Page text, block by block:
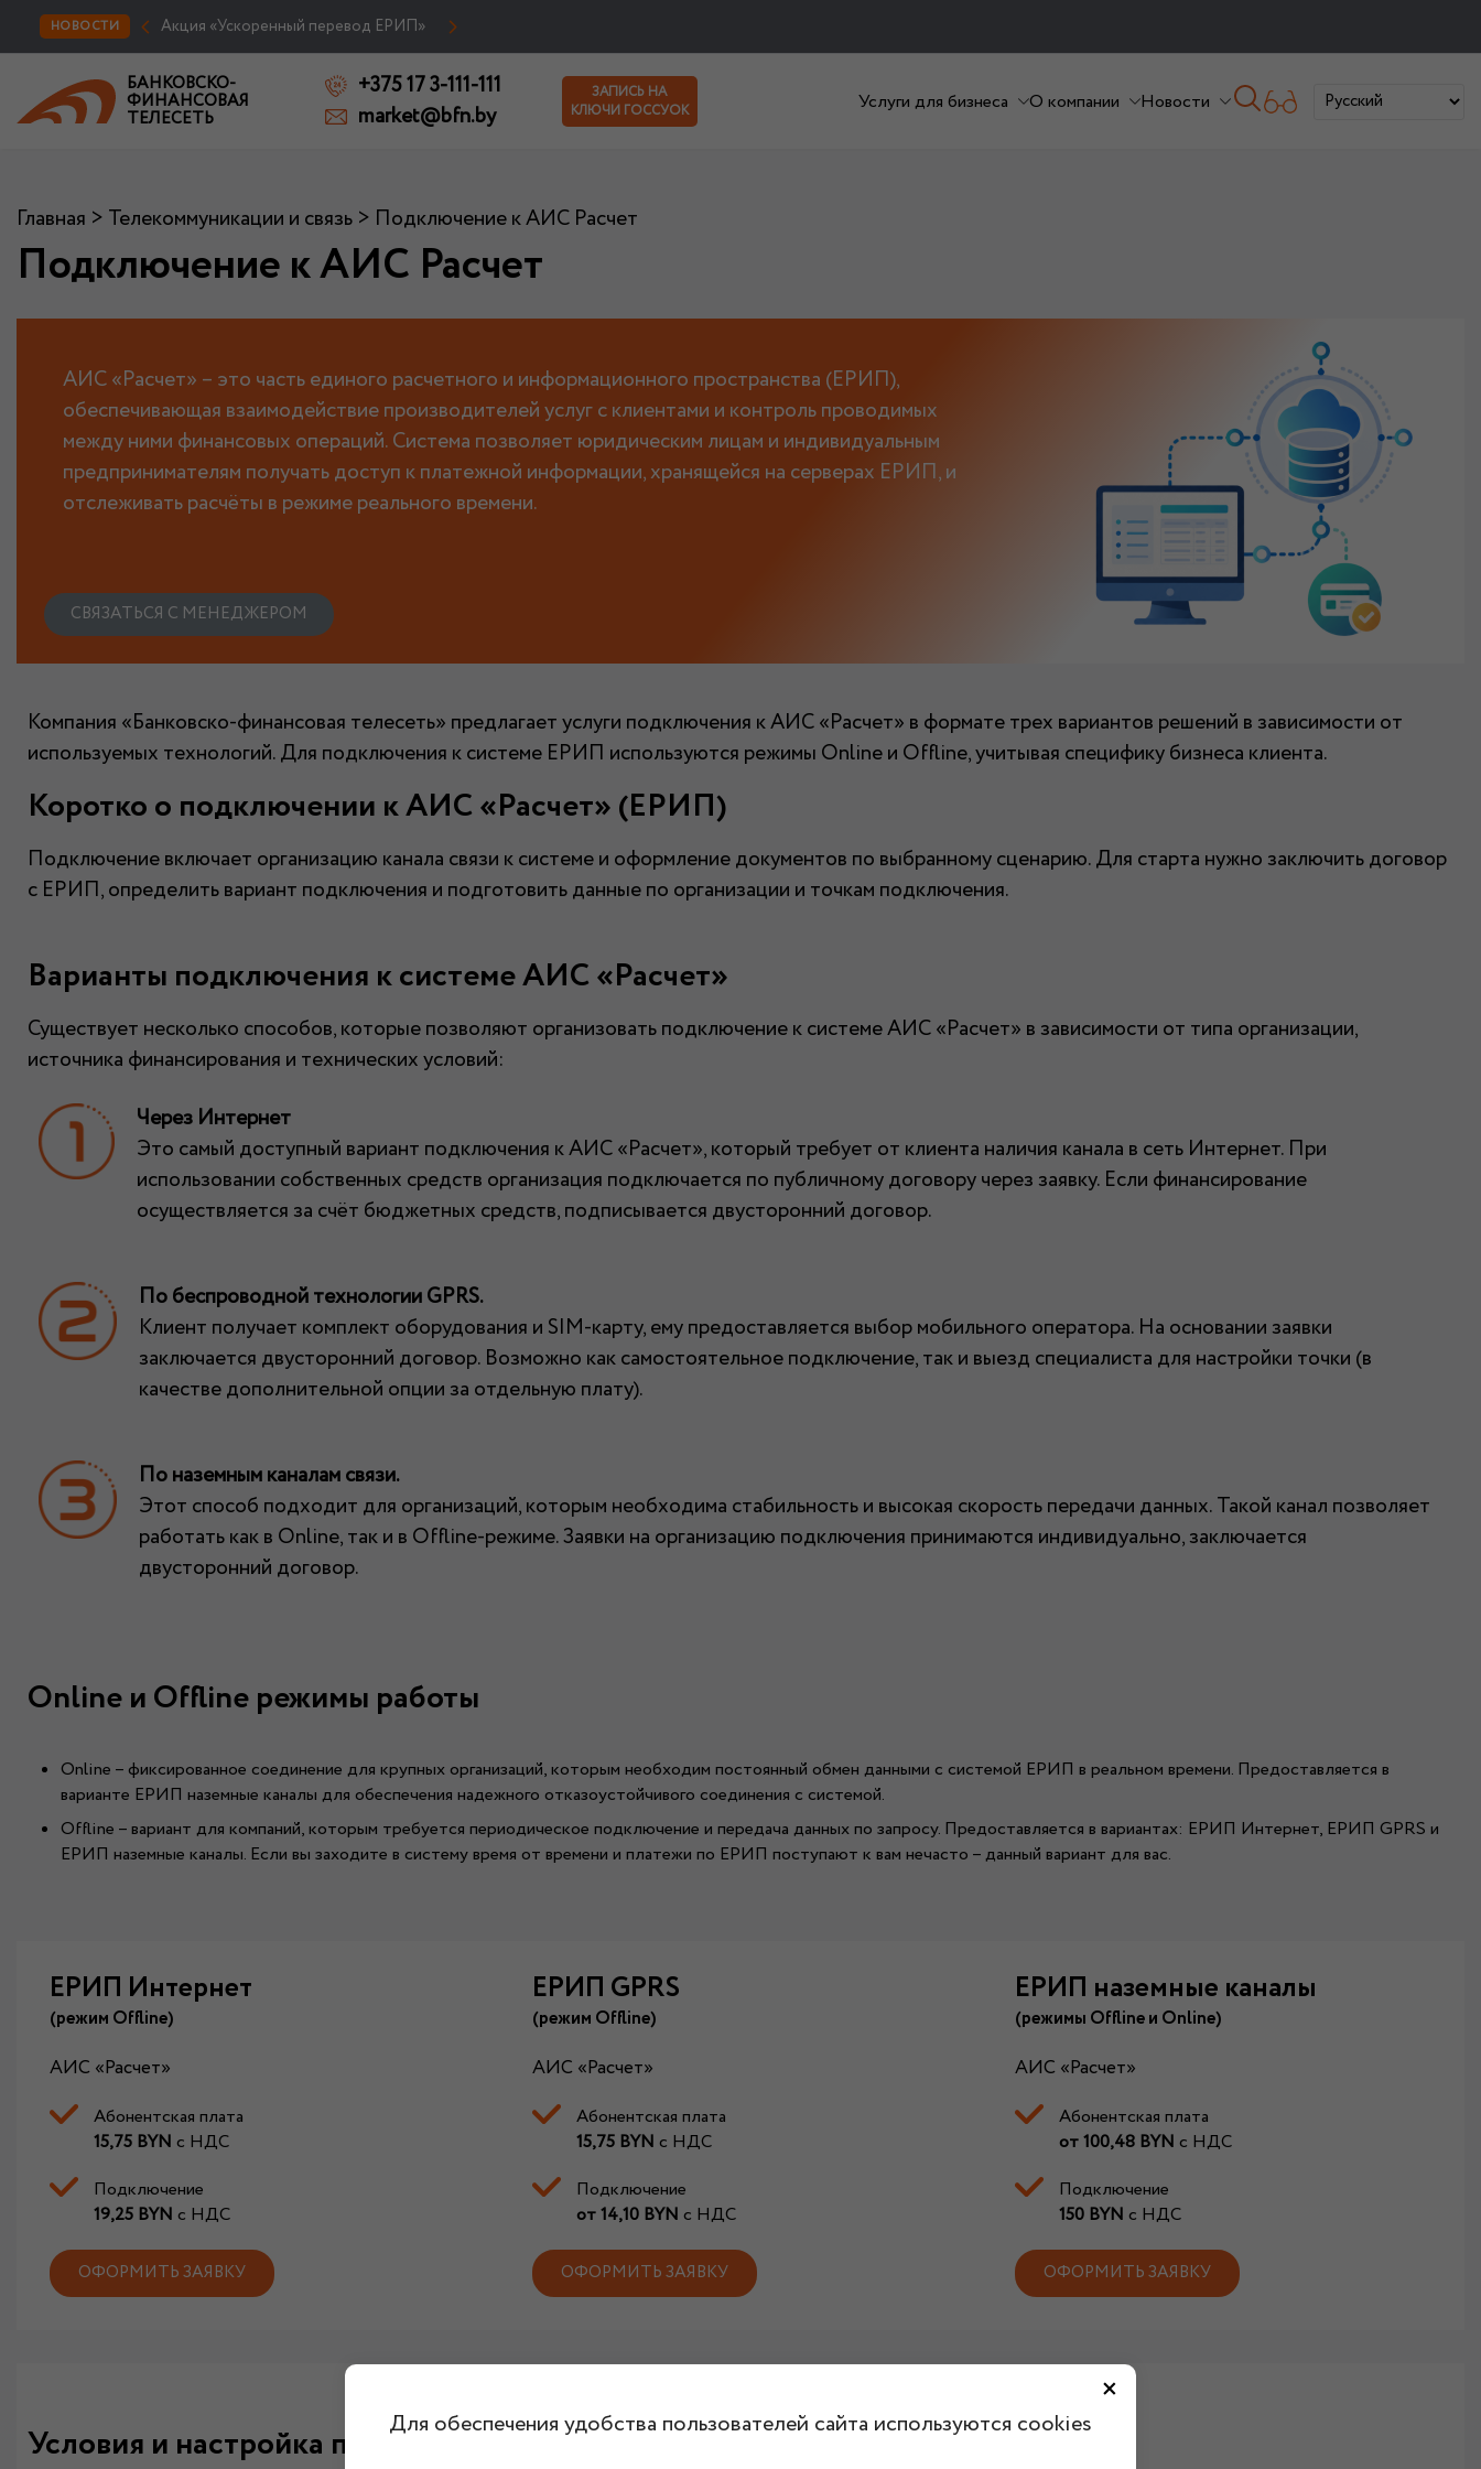
НОВОСТИ Акция «Ускоренный перевод ЕРИП»
БАНКОВСКО-
ФИНАНСОВАЯ
ТЕЛЕСЕТЬ
+375 17 3-111-111
market@bfn.by
ЗАПИСЬ НА
КЛЮЧИ ГОССУОК
Услуги для бизнеса О компании Новости
Главная > Телекоммуникации и связь > Подключение к АИС Расчет
Подключение к АИС Расчет
АИС «Расчет» – это часть единого расчетного и информационного пространства (ЕРИП),
обеспечивающая взаимодействие производителей услуг с клиентами и контроль проводимых
между ними финансовых операций. Система позволяет юридическим лицам и индивидуальным
предпринимателям получать доступ к платежной информации, хранящейся на серверах ЕРИП, и
отслеживать расчёты в режиме реального времени.
СВЯЗАТЬСЯ С МЕНЕДЖЕРОМ
Компания «Банковско-финансовая телесеть» предлагает услуги подключения к АИС «Расчет» в формате трех вариантов решений в зависимости от
используемых технологий. Для подключения к системе ЕРИП используются режимы Online и Offline, учитывая специфику бизнеса клиента.
Коротко о подключении к АИС «Расчет» (ЕРИП)
Подключение включает организацию канала связи к системе и оформление документов по выбранному сценарию. Для старта нужно заключить договор
с ЕРИП, определить вариант подключения и подготовить данные по организации и точкам подключения.
Варианты подключения к системе АИС «Расчет»
Существует несколько способов, которые позволяют организовать подключение к системе АИС «Расчет» в зависимости от типа организации,
источника финансирования и технических условий:
Через Интернет
Это самый доступный вариант подключения к АИС «Расчет», который требует от клиента наличия канала в сеть Интернет. При
использовании собственных средств организация подключается по публичному договору через заявку. Если финансирование
осуществляется за счёт бюджетных средств, подписывается двусторонний договор.
По беспроводной технологии GPRS.
Клиент получает комплект оборудования и SIM-карту, ему предоставляется выбор мобильного оператора. На основании заявки
заключается двусторонний договор. Возможно как самостоятельное подключение, так и выезд специалиста для настройки точки (в
качестве дополнительной опции за отдельную плату).
По наземным каналам связи.
Этот способ подходит для организаций, которым необходима стабильность и высокая скорость передачи данных. Такой канал позволяет
работать как в Online, так и в Offline-режиме. Заявки на организацию подключения принимаются индивидуально, заключается
двусторонний договор.
Online и Offline режимы работы
Online – фиксированное соединение для крупных организаций, которым необходим постоянный обмен данными с системой ЕРИП в реальном времени. Предоставляется в
варианте ЕРИП наземные каналы для обеспечения надежного отказоустойчивого соединения с системой.
Offline – вариант для компаний, которым требуется периодическое подключение и передача данных по запросу. Предоставляется в вариантах: ЕРИП Интернет, ЕРИП GPRS и
ЕРИП наземные каналы. Если вы заходите в систему время от времени и платежи по ЕРИП поступают к вам нечасто – данный вариант для вас.
ЕРИП Интернет
(режим Offline)
АИС «Расчет»
Абонентская плата
15,75 BYN с НДС
Подключение
19,25 BYN с НДС
ОФОРМИТЬ ЗАЯВКУ
ЕРИП GPRS
(режим Offline)
АИС «Расчет»
Абонентская плата
15,75 BYN с НДС
Подключение
от 14,10 BYN с НДС
ОФОРМИТЬ ЗАЯВКУ
ЕРИП наземные каналы
(режимы Offline и Online)
АИС «Расчет»
Абонентская плата
от 100,48 BYN с НДС
Подключение
150 BYN с НДС
ОФОРМИТЬ ЗАЯВКУ
Условия и настройка подключения к ЕРИП
×
Для обеспечения удобства пользователей сайта используются cookies